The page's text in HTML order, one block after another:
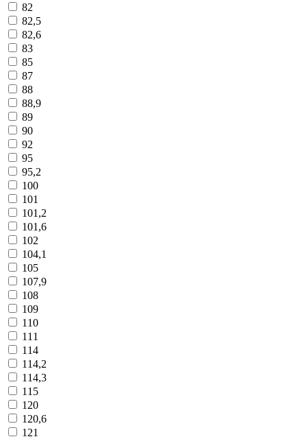
82
82,5
82,6
83
85
87
88
88,9
89
90
92
95
95,2
100
101
101,2
101,6
102
104,1
105
107,9
108
109
110
111
114
114,2
114,3
115
120
120,6
121